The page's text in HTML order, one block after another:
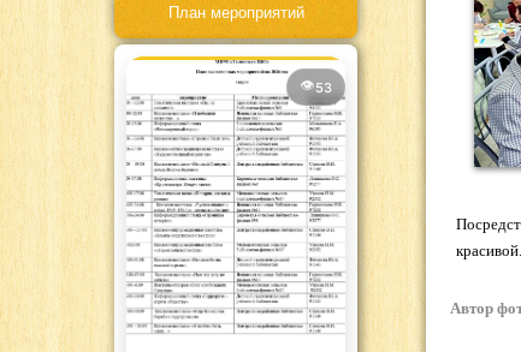
План мероприятий
53
Автор